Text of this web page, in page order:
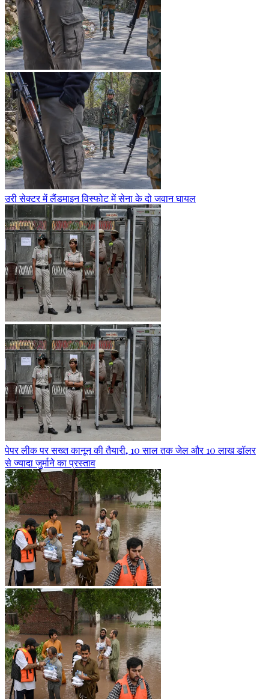
उरी सेक्टर में लैंडमाइन विस्फोट में सेना के दो जवान घायल
पेपर लीक पर सख्त कानून की तैयारी, 10 साल तक जेल और 10 लाख डॉलर
से ज्यादा जुर्माने का प्रस्ताव